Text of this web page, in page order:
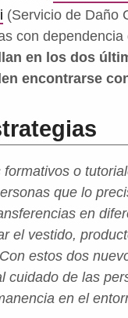
(Servicio de Daño
con
en los dos
encontrarse
o
que lo
en
el vestido,
estos dos
cuidado de las
en el